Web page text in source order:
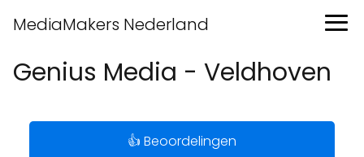
MediaMakers Nederland
Genius Media - Veldhoven
👍 Beoordelingen